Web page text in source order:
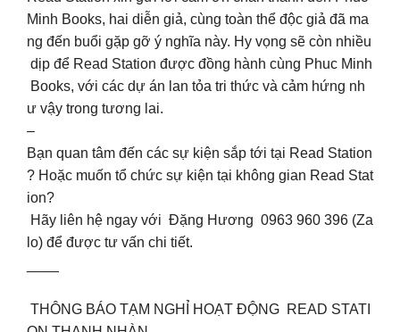
Minh Books, hai diễn giả, cùng toàn thể độc giả đã ma
ng đến buổi gặp gỡ ý nghĩa này. Hy vọng sẽ còn nhiều
dịp để Read Station được đồng hành cùng Phuc Minh
Books, với các dự án lan tỏa tri thức và cảm hứng nh
ư vậy trong tương lai.
–
Bạn quan tâm đến các sự kiện sắp tới tại Read Station
? Hoặc muốn tổ chức sự kiện tại không gian Read Stat
ion?
Hãy liên hệ ngay với Đặng Hương 0963 960 396 (Za
lo) để được tư vấn chi tiết.
THÔNG BÁO TẠM NGHỈ HOẠT ĐỘNG READ STATI